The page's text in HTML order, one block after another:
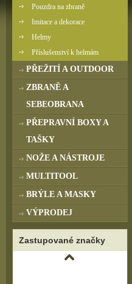
Pouzdra na zbraně
Imitace a dekorace
Helmy
Příslušenství k helmám
PŘEŽITÍ A OUTDOOR
ZBRANĚ A
SEBEOBRANA
PŘEPRAVNÍ BOXY A
TAŠKY
NOŽE A NÁSTROJE
MULTITOOL
BRÝLE A MASKY
VÝPRODEJ
Zastupované značky